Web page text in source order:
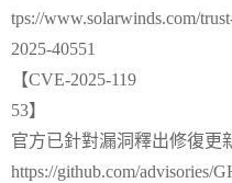
tps://www.solarwinds.com/
2025-40551
【CVE-2025-119
53】
官方已針對漏洞釋出修復更
https://github.com/advisories/